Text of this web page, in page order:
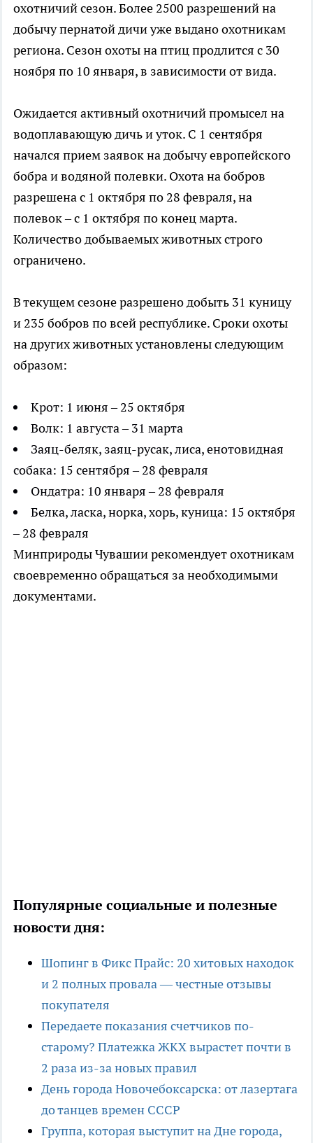
охотничий сезон. Более 2500 разрешений на
добычу пернатой дичи уже выдано охотникам
региона. Сезон охоты на птиц продлится с 30
ноября по 10 января, в зависимости от вида.
Ожидается активный охотничий промысел на
водоплавающую дичь и уток. С 1 сентября
начался прием заявок на добычу европейского
бобра и водяной полевки. Охота на бобров
разрешена с 1 октября по 28 февраля, на
полевок – с 1 октября по конец марта.
Количество добываемых животных строго
ограничено.
В текущем сезоне разрешено добыть 31 куницу
и 235 бобров по всей республике. Сроки охоты
на других животных установлены следующим
образом:
Крот: 1 июня – 25 октября
Волк: 1 августа – 31 марта
Заяц-беляк, заяц-русак, лиса, енотовидная
собака: 15 сентября – 28 февраля
Ондатра: 10 января – 28 февраля
Белка, ласка, норка, хорь, куница: 15 октября
– 28 февраля
Минприроды Чувашии рекомендует охотникам
своевременно обращаться за необходимыми
документами.
Популярные социальные и полезные
новости дня:
Шопинг в Фикс Прайс: 20 хитовых находок
и 2 полных провала — честные отзывы
покупателя
Передаете показания счетчиков по-
старому? Платежка ЖКХ вырастет почти в
2 раза из-за новых правил
День города Новочебоксарска: от лазертага
до танцев времен СССР
Группа, которая выступит на Дне города,